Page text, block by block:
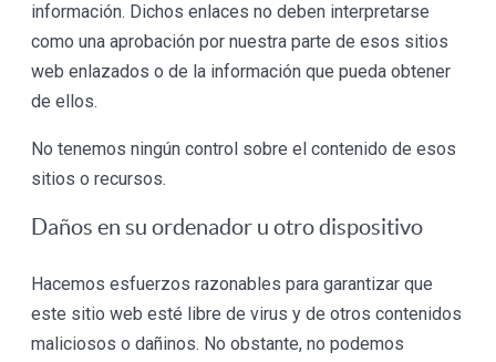
información. Dichos enlaces no deben interpretarse
como una aprobación por nuestra parte de esos sitios
web enlazados o de la información que pueda obtener
de ellos.
No tenemos ningún control sobre el contenido de esos
sitios o recursos.
Daños en su ordenador u otro dispositivo
Hacemos esfuerzos razonables para garantizar que
este sitio web esté libre de virus y de otros contenidos
maliciosos o dañinos. No obstante, no podemos